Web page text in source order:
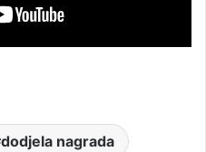
dodjela nagrada